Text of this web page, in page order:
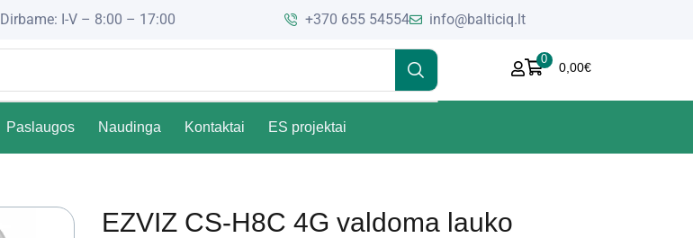
Dirbame: I-V – 8:00 – 17:00 +370 655 54554 info@balticiq.lt
0
0,00€
Paslaugos Naudinga Kontaktai ES projektai
EZVIZ CS-H8C 4G valdoma lauko